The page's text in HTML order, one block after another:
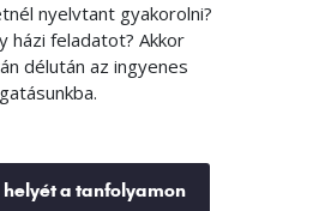
nyelvtant gyakorolni?
házi feladatot? Akkor
délután az ingyenes
helyét a tanfolyamon